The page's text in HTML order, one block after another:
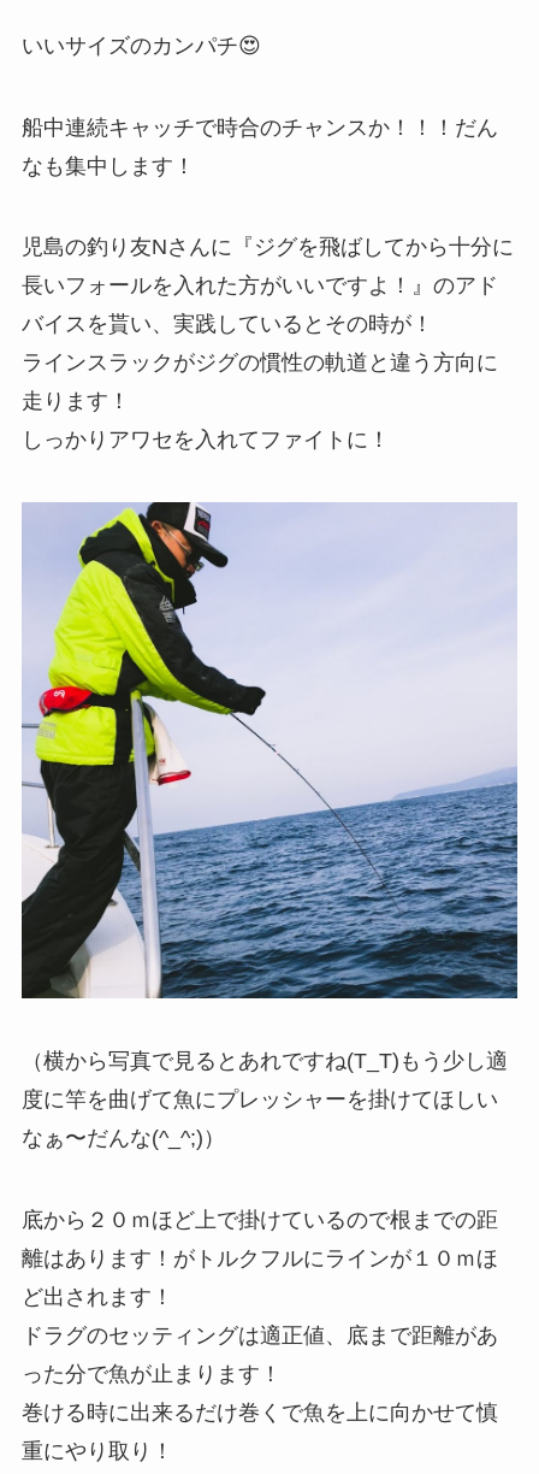
いいサイズのカンパチ😍
船中連続キャッチで時合のチャンスか！！！だん
なも集中します！
児島の釣り友Nさんに『ジグを飛ばしてから十分に
長いフォールを入れた方がいいですよ！』のアド
バイスを貰い、実践しているとその時が！
ラインスラックがジグの慣性の軌道と違う方向に
走ります！
しっかりアワセを入れてファイトに！
（横から写真で見るとあれですね(T_T)もう少し適
度に竿を曲げて魚にプレッシャーを掛けてほしい
なぁ〜だんな(^_^;)）
底から２０ｍほど上で掛けているので根までの距
離はあります！がトルクフルにラインが１０ｍほ
ど出されます！
ドラグのセッティングは適正値、底まで距離があ
った分で魚が止まります！
巻ける時に出来るだけ巻くで魚を上に向かせて慎
重にやり取り！